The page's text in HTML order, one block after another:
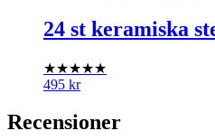
24 st keramiska
★★★★★
495 kr
Recensioner